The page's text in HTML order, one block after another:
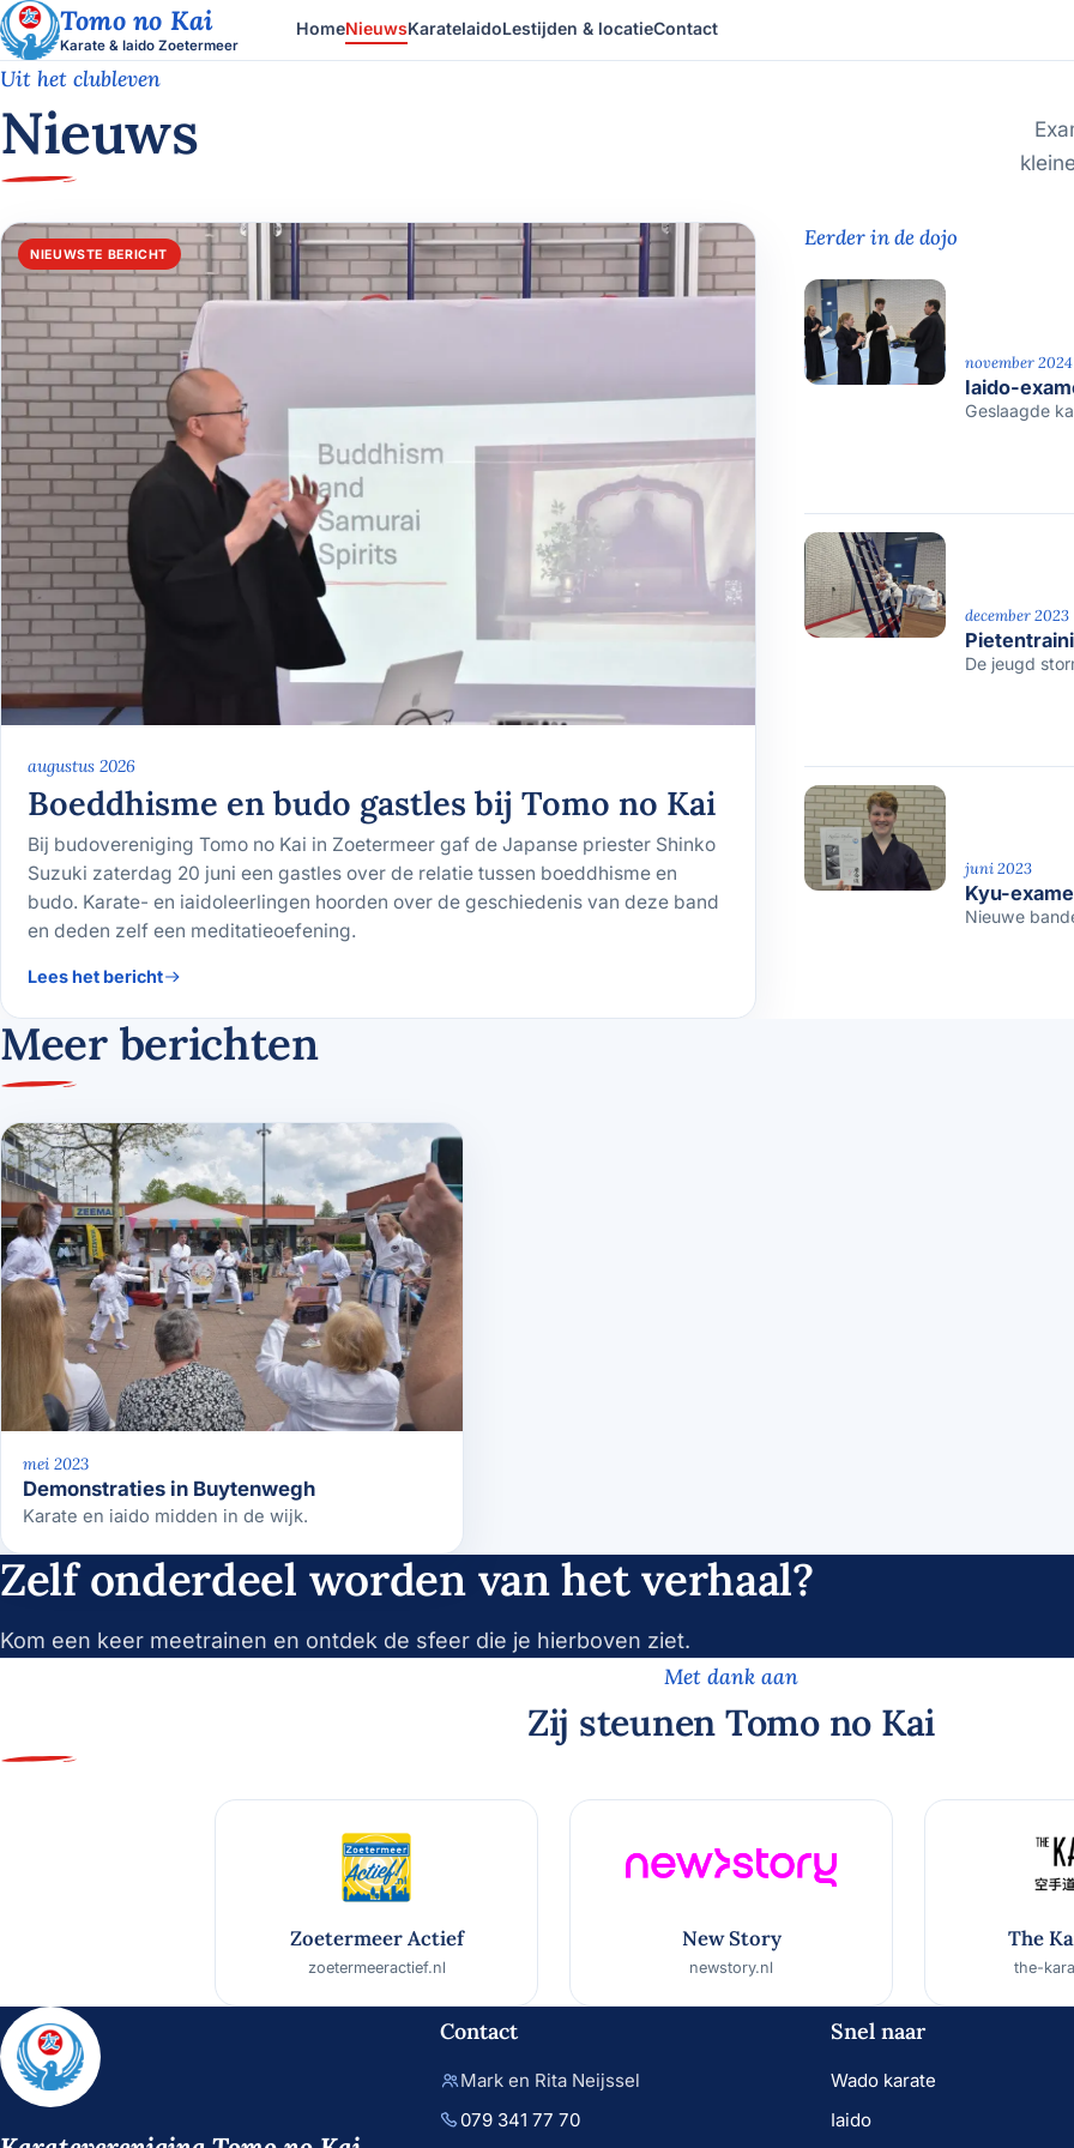
Tomo no Kai
Karate & Iaido Zoetermeer
HomeNieuwsKarateIaidoLestijden & locatieContact
Uit het clubleven
Nieuws
NIEUWSTE BERICHT
augustus 2026
Boeddhisme en budo gastles bij Tomo no Kai
Bij budovereniging Tomo no Kai in Zoetermeer gaf de Japanse priester Shinko
Suzuki zaterdag 20 juni een gastles over de relatie tussen boeddhisme en
budo. Karate- en iaidoleerlingen hoorden over de geschiedenis van deze band
en deden zelf een meditatieoefening.
Lees het bericht
Eerder in de dojo
november 2024
Iaido-
Geslaagde
december 2023
De jeugd
juni 2023
Kyu-
Nieuwe
Meer berichten
mei 2023
Demonstraties in Buytenwegh
Karate en iaido midden in de wijk.
Zelf onderdeel worden van het verhaal?
Kom een keer meetrainen en ontdek de sfeer die je hierboven ziet.
Met dank aan
Zij steunen Tomo no Kai
Zoetermeer Actief
zoetermeeractief.nl
New Story
newstory.nl
The
the-
Contact
Mark en Rita Neijssel
079 341 77 70
Snel naar
Wado karate
Iaido